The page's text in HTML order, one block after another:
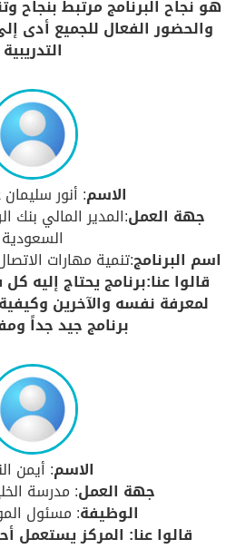
هو نجاح البرنامج مرتبط بنجاح
والحضور الفعال للجميع أدى
التدريبية
الاسم: أنور سليمان
جهة العمل:المدير المالي بنك
السعودية
اسم البرنامج:تنمية مهارات
قالوا عنا:برنامج يحتاج
لمعرفة نفسه والآخرين
برنامج جيد جداً
الاسم: أيمن
جهة العمل: مدرسة
الوظيفة: مسئول
قالوا عنا: المركز يستعمل